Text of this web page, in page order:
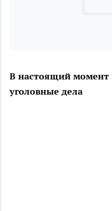
В настоящий момент
уголовные дела